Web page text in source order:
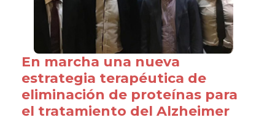
En marcha una nueva
estrategia terapéutica de
eliminación de proteínas para
el tratamiento del Alzheimer